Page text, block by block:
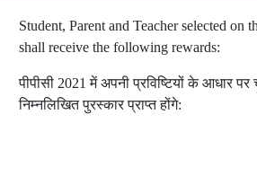
Student, Parent and Teacher selected on
shall receive the following rewards:
पीपीसी 2021 में अपनी प्रविष्टियों के आधार
निम्नलिखित पुरस्कार प्राप्त होंगे: